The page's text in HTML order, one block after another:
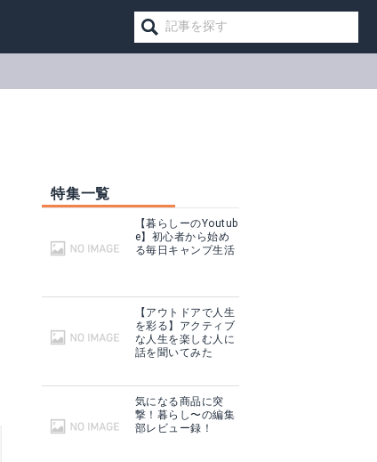
特集一覧
【暮らしーのYoutub
e】初心者から始め
る毎日キャンプ生活
【アウトドアで人生
を彩る】アクティブ
な人生を楽しむ人に
話を聞いてみた
気になる商品に突
撃！暮らし〜の編集
部レビュー録！